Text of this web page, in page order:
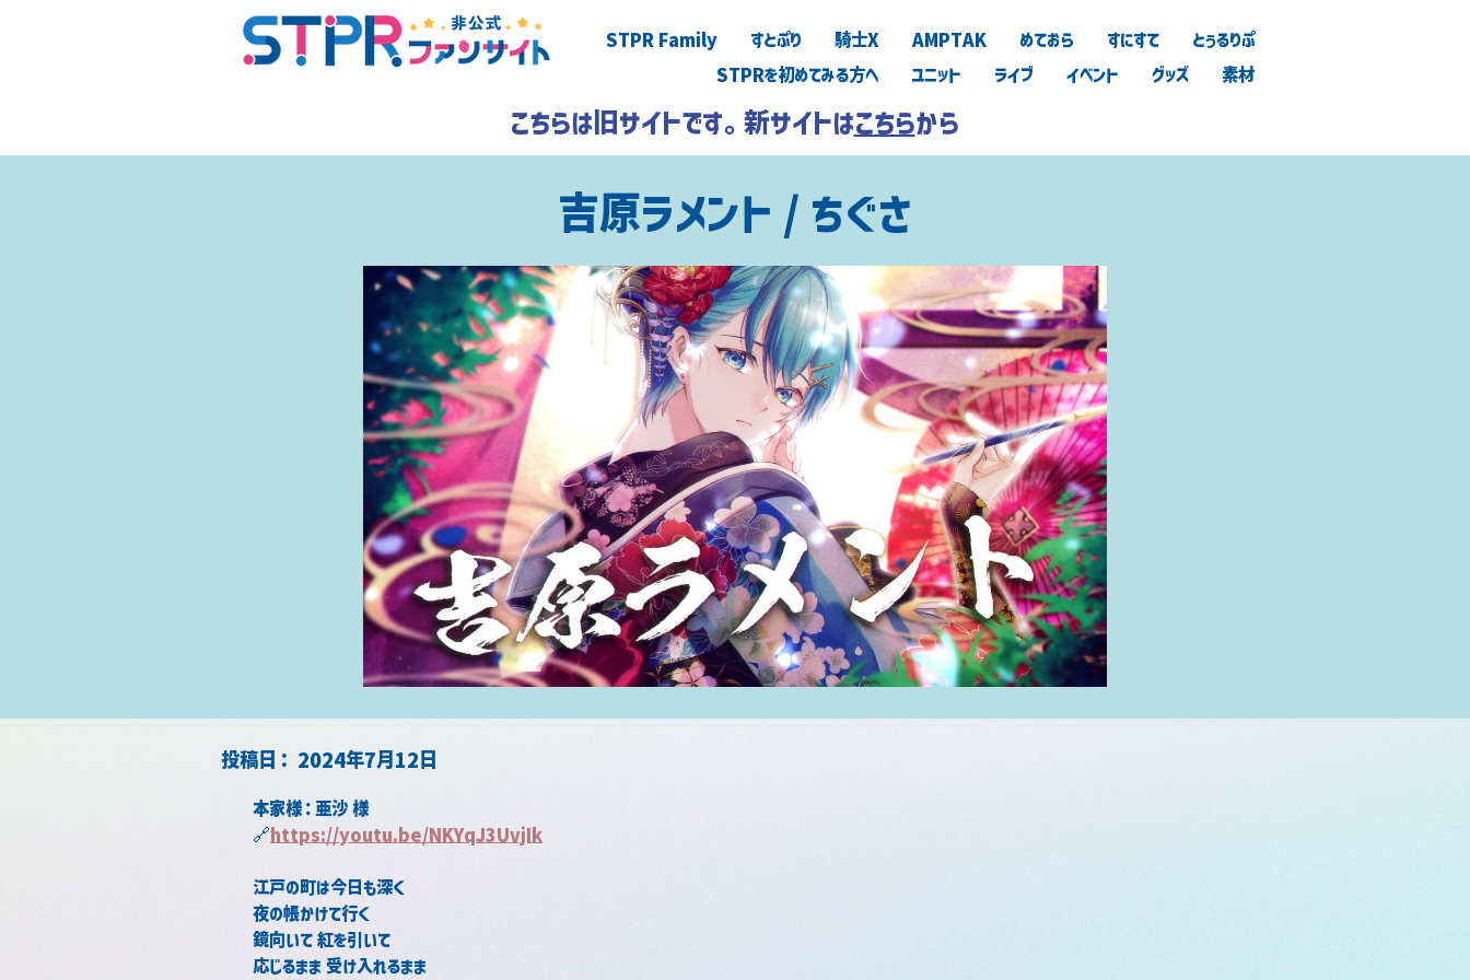
STPR Family すとぷり 騎士X AMPTAK めておら すにすて
とぅるりぷ
STPRを初めてみる方へ
ユニット ライブ イベント グッズ 素材
こちらは旧サイトです。新サイトはこちらから
吉原ラメント / ちぐさ
2024年7月12日
​投稿日：
本家様：亜沙 様
🔗https://youtu.be/NKYqJ3UvjIk
江戸の町は今日も深く
夜の帳かけて行く
鏡向いて 紅を引いて
応じるまま 受け入れるまま